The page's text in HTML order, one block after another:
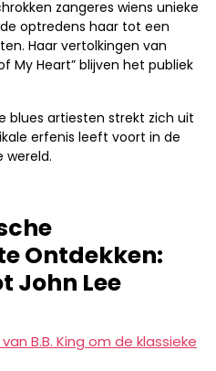
zangeres wiens unieke
optredens haar tot een
Haar vertolkingen van
My Heart” blijven het publiek
blues artiesten strekt zich uit
erfenis leeft voort in de
wereld.
Ontdekken:
John Lee
B.B. King om de klassieke